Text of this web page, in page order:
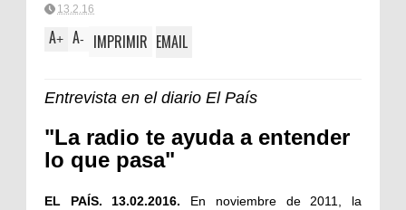
13.2.16
A+ A- IMPRIMIR EMAIL
Entrevista en el diario El País
"La radio te ayuda a entender
lo que pasa"
EL PAÍS. 13.02.2016. En noviembre de 2011, la